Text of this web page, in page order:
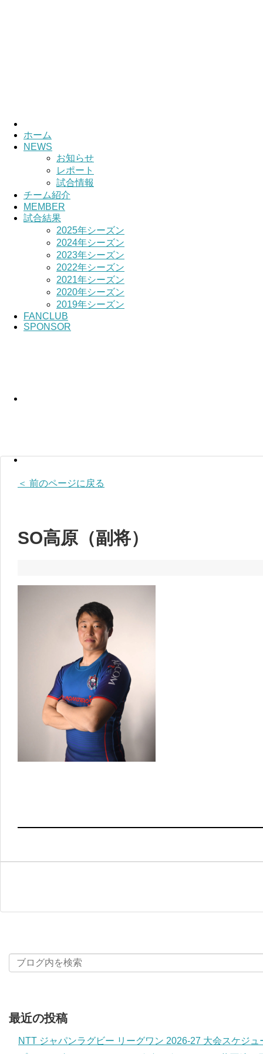
ホーム
NEWS
お知らせ
レポート
試合情報
チーム紹介
MEMBER
試合結果
2025年シーズン
2024年シーズン
2023年シーズン
2022年シーズン
2021年シーズン
2020年シーズン
2019年シーズン
FANCLUB
SPONSOR
＜ 前のページに戻る
SO高原（副将）
最近の投稿
NTT ジャパンラグビー リーグワン 2026-27 大会スケジュ